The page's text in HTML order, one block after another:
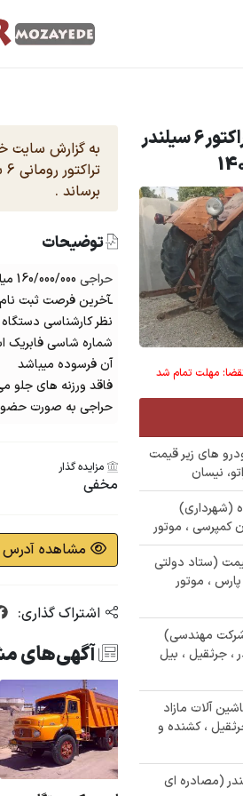
حراجی 160/000/000 میلیونی تراکتور 6 سیلندر
مهلت تمام شد
342 دستگاه خودرو های زیر قیمت
(شهرداری)
کمپرسی ، موتور
قیمت (ستاد دولتی
، خاور ، پژو پارس ، موتور
(شرکت مهندسی)
لودر ، جرثقیل ، بیل
انواع ماشین آلات مازاد
، کشنده و
000/000 میلیونی تراکتور 6 سیلندر (مصادره ای
به گزارش سایت
برساند .
توضیحات
حراجی160/000/000 میلیونی تراکتور 6 سیلندر (مصادره ای دولت)
ـآخرین فرصت ثبت نام مزایده
نظر کارشناسی
شماره شاسی فابریک
آن فرسوده میباشد
فاقد ورزنه های جلو می باشند با
حراجی به صورت
مزایده گذار
مخفی
مشاهده آدرس
اشتراک گذاری:
آگهی‌های
فروش یک